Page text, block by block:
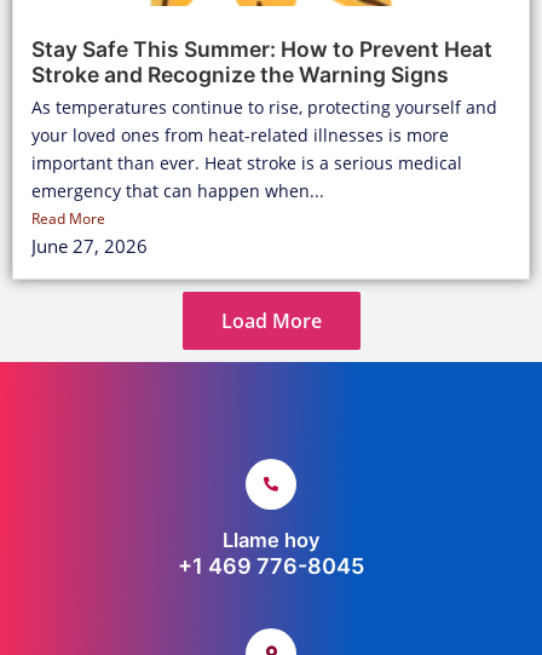
Stay Safe This Summer: How to Prevent Heat
Stroke and Recognize the Warning Signs
As temperatures continue to rise, protecting yourself and
your loved ones from heat-related illnesses is more
important than ever. Heat stroke is a serious medical
emergency that can happen when...
Read More
June 27, 2026
Load More
Llame hoy
+1 469 776-8045